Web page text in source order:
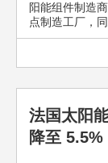
阳能组件制造
点制造工厂，
法国太阳
降至 5.5%